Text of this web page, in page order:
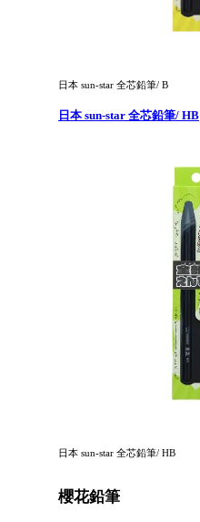
日本 sun-star 全芯鉛筆/ B
日本 sun-star 全芯鉛筆/ HB
日本 sun-star 全芯鉛筆/ HB
櫻花鉛筆